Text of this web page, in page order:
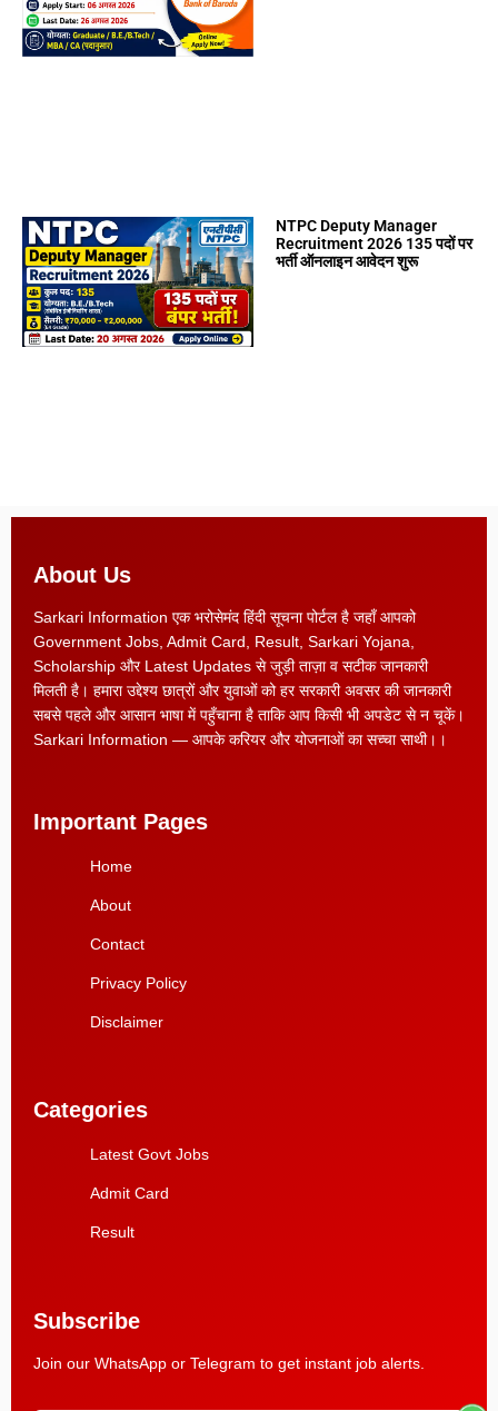
NTPC Deputy Manager
Recruitment 2026 135 पदों पर
भर्ती ऑनलाइन आवेदन शुरू
About Us
Sarkari Information एक भरोसेमंद हिंदी सूचना पोर्टल है जहाँ आपको
Government Jobs, Admit Card, Result, Sarkari Yojana,
Scholarship और Latest Updates से जुड़ी ताज़ा व सटीक जानकारी
मिलती है। हमारा उद्देश्य छात्रों और युवाओं को हर सरकारी अवसर की जानकारी
सबसे पहले और आसान भाषा में पहुँचाना है ताकि आप किसी भी अपडेट से न चूकें।
Sarkari Information — आपके करियर और योजनाओं का सच्चा साथी।।
Important Pages
Home
About
Contact
Privacy Policy
Disclaimer
Categories
Latest Govt Jobs
Admit Card
Result
Subscribe
Join our WhatsApp or Telegram to get instant job alerts.